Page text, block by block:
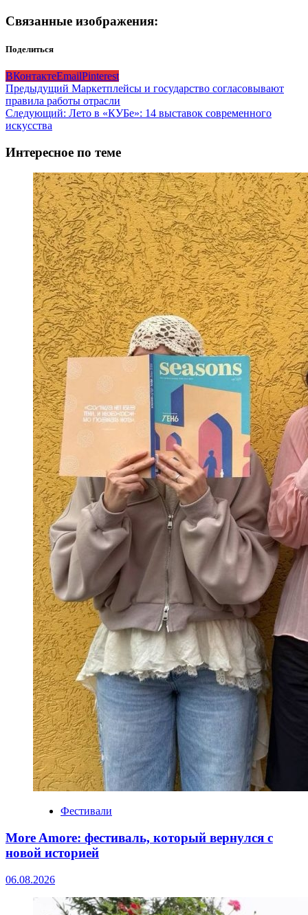
Связанные изображения:
Поделиться
ВКонтактеEmailPinterest
Навигация
записи
Предыдущий Маркетплейсы и государство согласовывают
правила работы отрасли
Следующий: Лето в «КУБе»: 14 выставок современного
искусства
Интересное по теме
Фестивали
More Amore: фестиваль, который вернулся с
новой историей
06.08.2026